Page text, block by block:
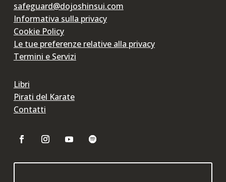
safeguard@dojoshinsui.com
Informativa sulla privacy
Cookie Policy
Le tue preferenze relative alla privacy
Termini e Servizi
Libri
Pirati del Karate
Contatti